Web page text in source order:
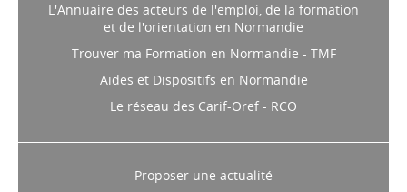
L'Annuaire des acteurs de l'emploi, de la formation
et de l'orientation en Normandie
Trouver ma Formation en Normandie - TMF
Aides et Dispositifs en Normandie
Le réseau des Carif-Oref - RCO
Proposer une actualité